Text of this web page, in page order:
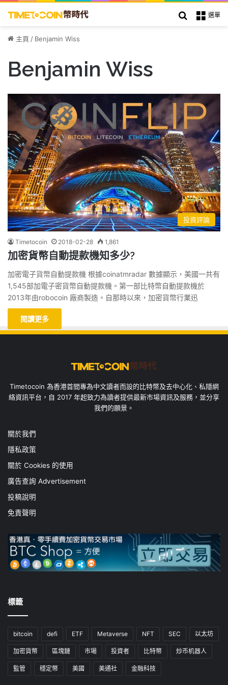
選單
搜索
主頁 / Benjamin Wiss
Benjamin Wiss
投資評論
Timetocoin 2018-02-28 1,861
加密貨幣自動提款機知多少?
加密電子貨幣自動提款機 根據coinatmradar 數據顯示，美國一共有
1,545部加電子密貨幣自動提款機。第一部比特幣自動提款機於
2013年由robocoin 廠商製造。自那時以來，加密貨幣行業迅
閱讀更多
Timetocoin 為香港首間專為中文讀者而設的比特幣及去中心化、私隱網
絡資訊平台，自 2017 年起致力為讀者提供最新市場資訊及服務，並分享
我們的願景。
關於我們
隱私政策
關於 Cookies 的使用
廣告查詢 Advertisement
投稿說明
免責聲明
標籤
bitcoin defi ETF Metaverse NFT SEC 以太坊
加密貨幣 區塊鏈 市場 投資者 比特幣 炒币机器人
監管 穩定幣 美國 美通社 金融科技